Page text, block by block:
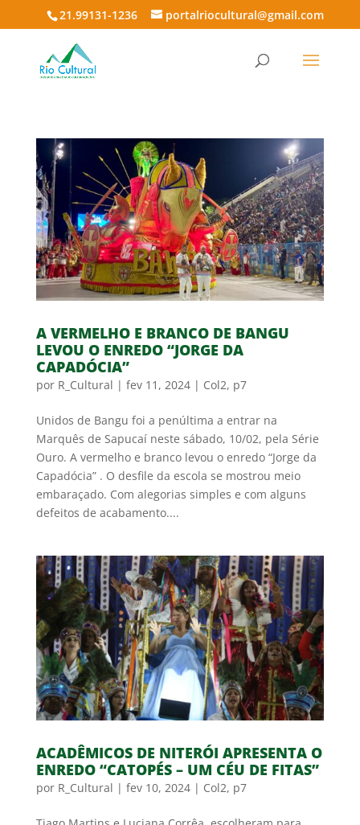
21.99131-1236 portalriocultural@gmail.com
A VERMELHO E BRANCO DE BANGU
LEVOU O ENREDO “JORGE DA
CAPADÓCIA”
por R_Cultural | fev 11, 2024| Col2, p7
Unidos de Bangu foi a penúltima a entrar na
Marquês de Sapucaí neste sábado, 10/02, pela Série
Ouro. A vermelho e branco levou o enredo “Jorge da
Capadócia” . O desfile da escola se mostrou meio
embaraçado. Com alegorias simples e com alguns
defeitos de acabamento....
ACADÊMICOS DE NITERÓI APRESENTA O
ENREDO “CATOPÉS – UM CÉU DE FITAS”
por R_Cultural | fev 10, 2024| Col2, p7